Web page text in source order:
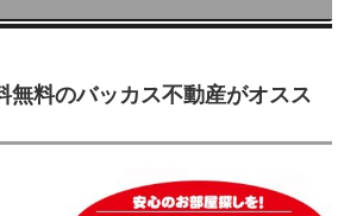
無料のバッカス不動産がオスス